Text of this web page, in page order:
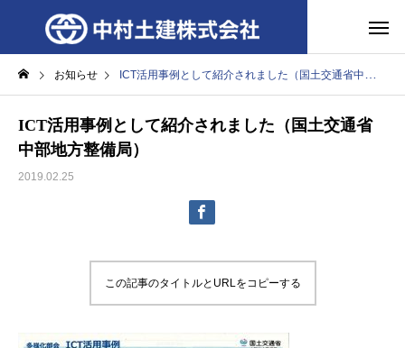
お知らせ ICT活用事例として紹介されました（国土交通省中部地方整備局）
ICT活用事例として紹介されました（国土交通省
中部地方整備局）
2019.02.25
この記事のタイトルとURLをコピーする